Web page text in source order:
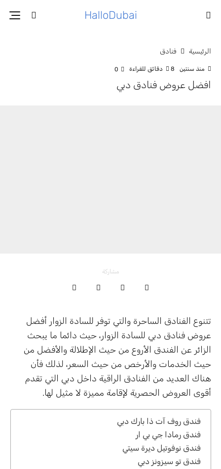
HalloDubai
الرئيسية فنادق
منذ سنتين 8 دقائق للقراءة 0
افضل عروض فنادق دبي
مشاركة
تتنوع الفنادق الساحرة والتي توفر للسادة الزوار أفضل
عروض فنادق دبي للسادة الزوار، حيث دائما ما يبحث
الزائر عن الفندق الأروع من حيث الإطلالة والأفضل من
حيث الخدمات والأرخص من حيث السعر، لذلك فأن
هناك العديد من الفنادق الراقية داخل دبي التي تقدم
أقوى العروض الحصرية لإقامة مميزة لا مثيل لها.
فندق روف آت ذا بارك دبي
فندق رمادا جي بي ار
فندق نوفوتيل ديرة سيتي
فندق تو سيزونز دبي